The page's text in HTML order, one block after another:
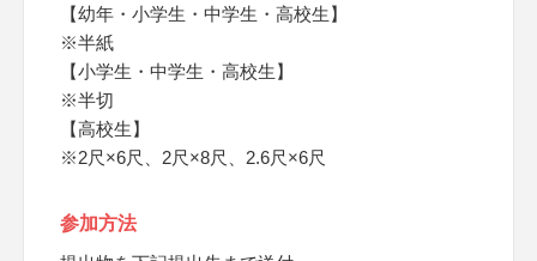
【幼年・小学生・中学生・高校生】
※半紙
【小学生・中学生・高校生】
※半切
【高校生】
※2尺×6尺、2尺×8尺、2.6尺×6尺
参加方法